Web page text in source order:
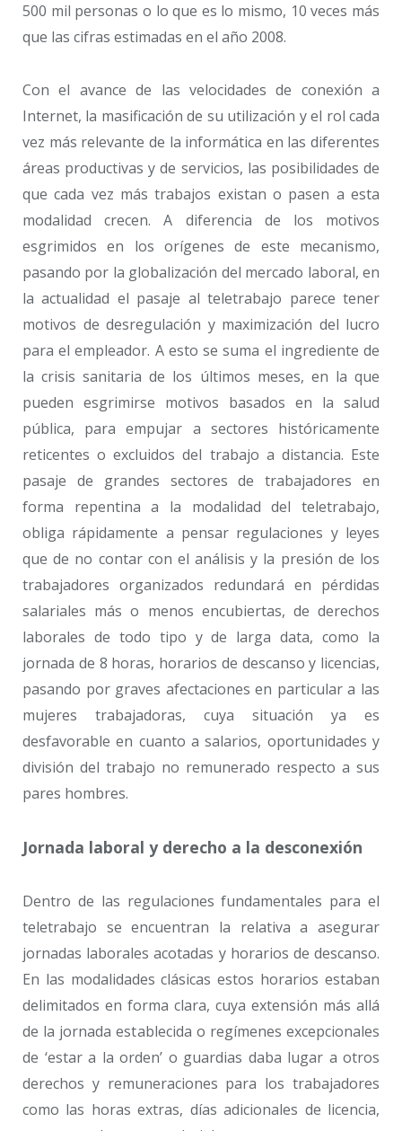
500 mil personas o lo que es lo mismo, 10 veces más
que las cifras estimadas en el año 2008.
Con el avance de las velocidades de conexión a
Internet, la masificación de su utilización y el rol cada
vez más relevante de la informática en las diferentes
áreas productivas y de servicios, las posibilidades de
que cada vez más trabajos existan o pasen a esta
modalidad crecen. A diferencia de los motivos
esgrimidos en los orígenes de este mecanismo,
pasando por la globalización del mercado laboral, en
la actualidad el pasaje al teletrabajo parece tener
motivos de desregulación y maximización del lucro
para el empleador. A esto se suma el ingrediente de
la crisis sanitaria de los últimos meses, en la que
pueden esgrimirse motivos basados en la salud
pública, para empujar a sectores históricamente
reticentes o excluidos del trabajo a distancia. Este
pasaje de grandes sectores de trabajadores en
forma repentina a la modalidad del teletrabajo,
obliga rápidamente a pensar regulaciones y leyes
que de no contar con el análisis y la presión de los
trabajadores organizados redundará en pérdidas
salariales más o menos encubiertas, de derechos
laborales de todo tipo y de larga data, como la
jornada de 8 horas, horarios de descanso y licencias,
pasando por graves afectaciones en particular a las
mujeres trabajadoras, cuya situación ya es
desfavorable en cuanto a salarios, oportunidades y
división del trabajo no remunerado respecto a sus
pares hombres.
Jornada laboral y derecho a la desconexión
Dentro de las regulaciones fundamentales para el
teletrabajo se encuentran la relativa a asegurar
jornadas laborales acotadas y horarios de descanso.
En las modalidades clásicas estos horarios estaban
delimitados en forma clara, cuya extensión más allá
de la jornada establecida o regímenes excepcionales
de ‘estar a la orden’ o guardias daba lugar a otros
derechos y remuneraciones para los trabajadores
como las horas extras, días adicionales de licencia,